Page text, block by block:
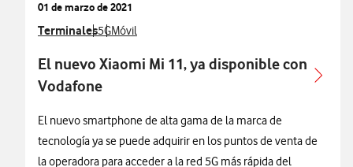
01 de marzo de 2021
Ver más notas de prensa relacionados con
TerminalesVer más notas de prensa relacionados con
5GVer más notas de prensa relacionados con
Móvil
El nuevo Xiaomi Mi 11, ya disponible con
Vodafone
El nuevo smartphone de alta gama de la marca de
tecnología ya se puede adquirir en los puntos de venta de
la operadora para acceder a la red 5G más rápida del